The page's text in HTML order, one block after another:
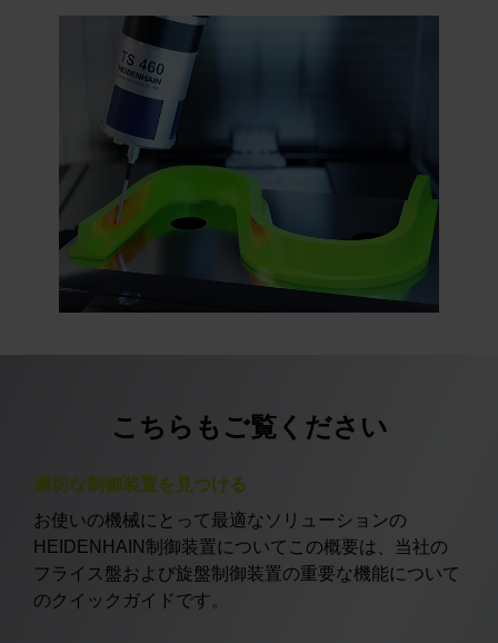
こちらもご覧ください
適切な制御装置を見つける
お使いの機械にとって最適なソリューションの
HEIDENHAIN制御装置についてこの概要は、当社の
フライス盤および旋盤制御装置の重要な機能について
のクイックガイドです。